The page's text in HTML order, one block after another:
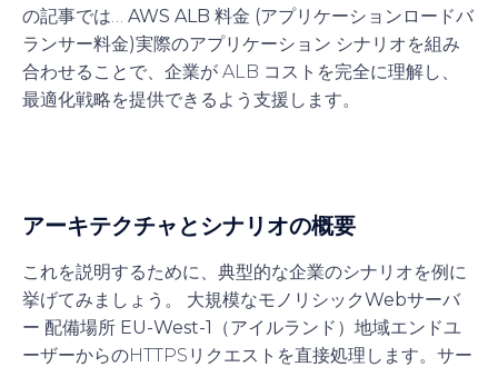
の記事では… AWS ALB 料金 (アプリケーションロードバ
ランサー料金)実際のアプリケーション シナリオを組み
合わせることで、企業が ALB コストを完全に理解し、
最適化戦略を提供できるよう支援します。
アーキテクチャとシナリオの概要
これを説明するために、典型的な企業のシナリオを例に
挙げてみましょう。 大規模なモノリシックWebサーバ
ー 配備場所 EU-West-1（アイルランド）地域エンドユ
ーザーからのHTTPSリクエストを直接処理します。サー